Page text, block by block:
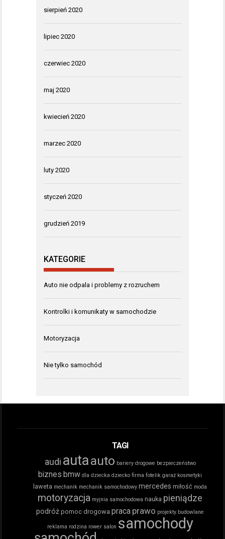
sierpień 2020
lipiec 2020
czerwiec 2020
maj 2020
kwiecień 2020
marzec 2020
luty 2020
styczeń 2020
grudzień 2019
KATEGORIE
Auto nie odpala i problemy z rozruchem
Kontrolki i komunikaty w samochodzie
Motoryzacja
Nie tylko samochód
TAGI
audi autaauto bariery drogowe bezpieczeństwo
biznes bmw dla dziecka dziecko firma fotelik garaż kosmetyki
laweta mechanik mechanik samochodowy mercedes miłość moda
motoryzacja myjnia samochodowa nauka pieniądze
podróż pomoc drogowa praca prawo projekty budowlane
reklama rodzina rower salon samochody